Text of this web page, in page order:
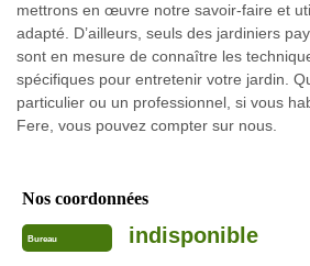
mettrons en œuvre notre savoir-faire et
adapté. D’ailleurs, seuls des jardiniers
sont en mesure de connaître les
spécifiques pour entretenir votre jardin.
particulier ou un professionnel, si vous
Fere, vous pouvez compter sur nous.
Nos coordonnées
Bureau indisponible